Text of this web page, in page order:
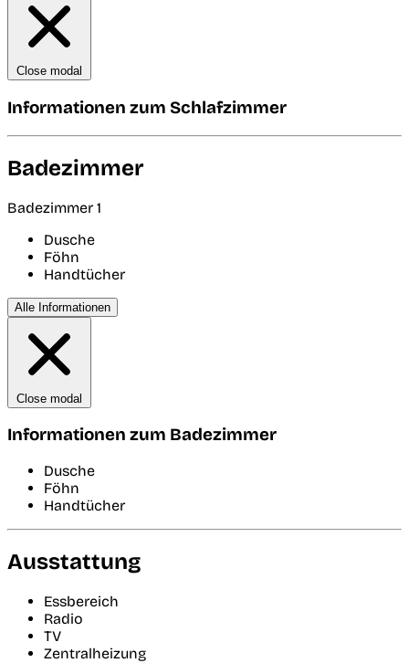
Close modal
Informationen zum Schlafzimmer
Badezimmer
Badezimmer 1
Dusche
Föhn
Handtücher
Alle Informationen
Close modal
Informationen zum Badezimmer
Dusche
Föhn
Handtücher
Ausstattung
Essbereich
Radio
TV
Zentralheizung